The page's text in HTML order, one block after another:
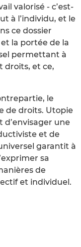
valorisé - c’est-
à l’individu, et le
ce dossier
la portée de la
permettant à
droits, et ce,
le
de droits. Utopie
une
et de
garantit à
sa
de
et individuel.